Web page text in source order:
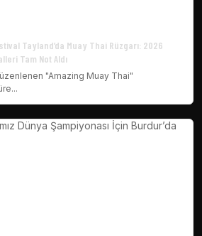
Tayland’da Muay Thai Rüzgarı: 2026
Tam Not Aldı
"Amazing Muay Thai"